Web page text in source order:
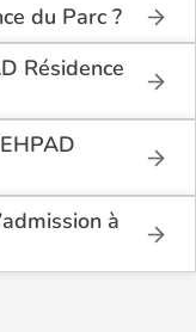
du Parc ?
maison de
Résidence
60 Allee De
Hauts de
des
de 3 317€
à
via le formulaire